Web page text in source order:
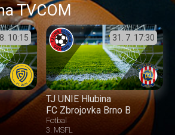
TVCOM
10:15 31. 7. 17:30
TJ UNIE Hlubina
FC Zbrojovka Brno B
Fotbal
3. MSFL